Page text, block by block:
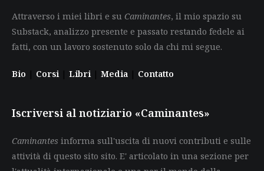
Attraverso i miei libri e su Caminantes, il mio spazio su
Substack, analizzo presente e passato restando fedele ai
fatti, con un lavoro sostenuto solo da chi mi segue.
Bio | Corsi | Libri | Media | Contatto
Iscriversi al notiziario «Caminantes»
Caminantes informa sull'uscita di nuovi contributi e sulle
attività di questo sito sito. E' articolato in una sezione per